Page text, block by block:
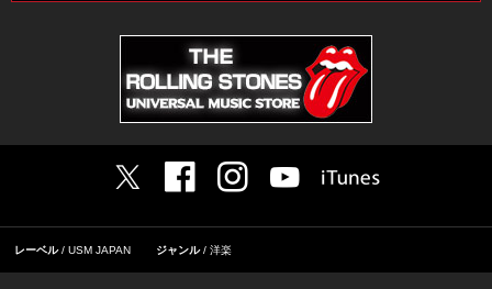
レーベル USM JAPAN ジャンル 洋楽